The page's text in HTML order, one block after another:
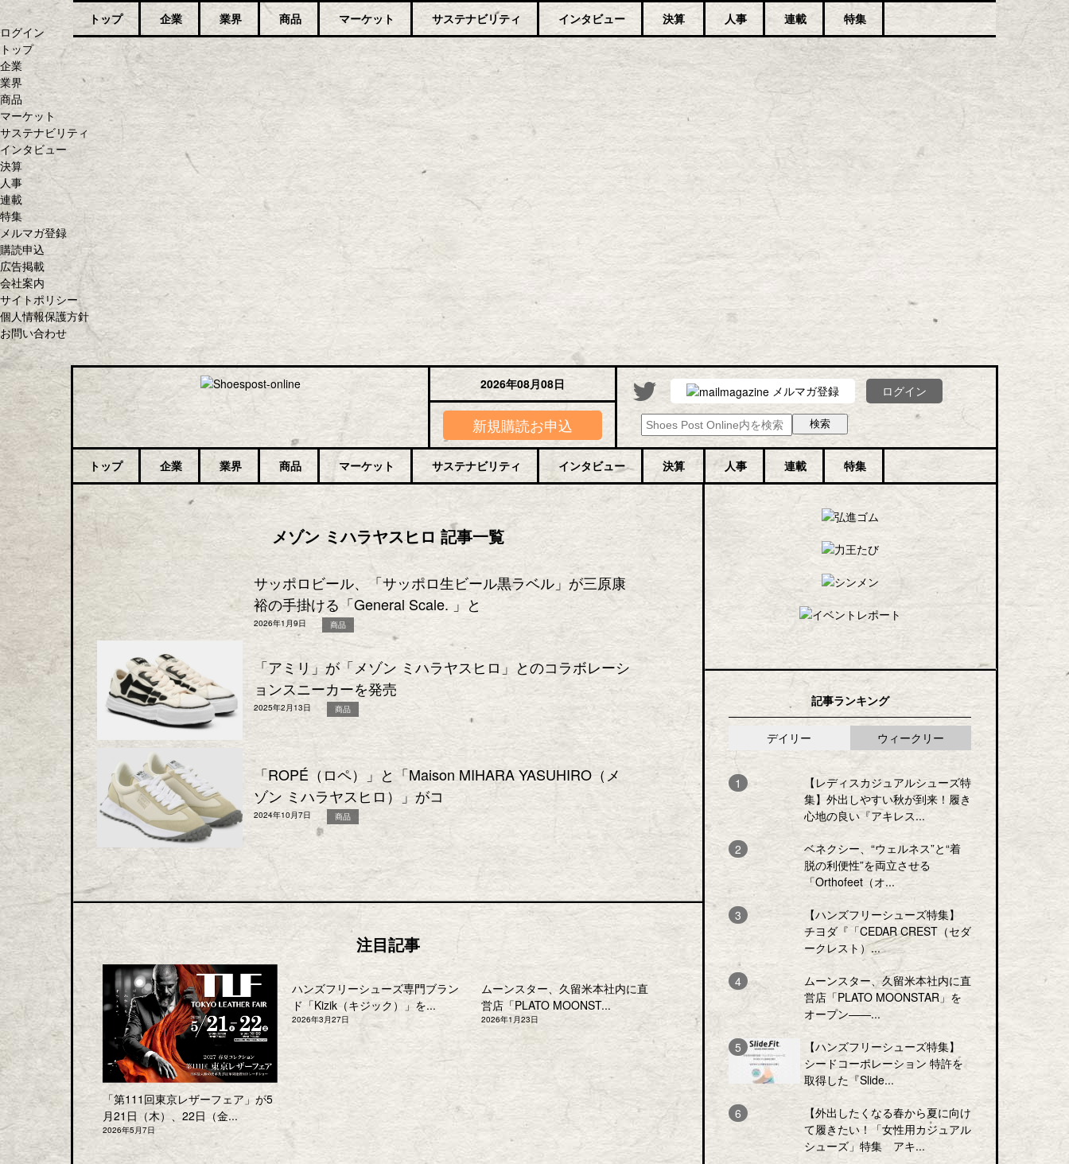
ログイン
トップ
企業
業界
商品
マーケット
サステナビリティ
インタビュー
決算
人事
連載
特集
メルマガ登録
購読申込
広告掲載
会社案内
サイトポリシー
個人情報保護方針
お問い合わせ
2026年08月08日
新規購読お申込
メルマガ登録 ログイン
トップ 企業 業界 商品 マーケット サステナビリティ インタビュー 決算 人事 連載 特集
トップ 企業 業界 商品 マーケット サステナビリティ インタビュー 決算 人事 連載 特集
メゾン ミハラヤスヒロ 記事一覧
サッポロビール、「サッポロ生ビール黒ラベル」が三原康
裕の手掛ける「General Scale. 」と
2026年1月9日 商品
「アミリ」が「メゾン ミハラヤスヒロ」とのコラボレーシ
ョンスニーカーを発売
2025年2月13日 商品
「ROPÉ（ロペ）」と「Maison MIHARA YASUHIRO（メ
ゾン ミハラヤスヒロ）」がコ
2024年10月7日 商品
注目記事
「第111回東京レザーフェア」が5
月21日（木）、22日（金...
2026年5月7日
ハンズフリーシューズ専門ブラン
ド「Kizik（キジック）」を...
2026年3月27日
ムーンスター、久留米本社内に直
営店「PLATO MOONST...
2026年1月23日
記事ランキング
デイリー ウィークリー
【レディスカジュアルシューズ特
集】外出しやすい秋が到来！履き
心地の良い『アキレス...
ベネクシー、“ウェルネス”と“着
脱の利便性”を両立させる
「Orthofeet（オ...
【ハンズフリーシューズ特集】
チヨダ『「CEDAR CREST（セダ
ークレスト）...
ムーンスター、久留米本社内に直
営店「PLATO MOONSTAR」を
オープン――...
【ハンズフリーシューズ特集】
シードコーポレーション 特許を
取得した『Slide...
【外出したくなる春から夏に向け
て履きたい！「女性用カジュアル
シューズ」特集 アキ...